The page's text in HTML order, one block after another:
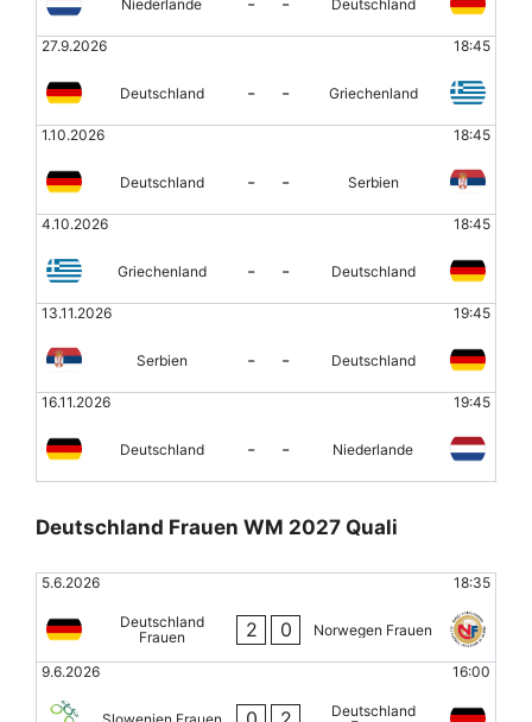
Niederlande Deutschland
27.9.2026 18:45
Deutschland - - Griechenland
1.10.2026 18:45
Deutschland - - Serbien
4.10.2026 18:45
Griechenland - - Deutschland
13.11.2026 19:45
Serbien - - Deutschland
16.11.2026 19:45
Deutschland - - Niederlande
Deutschland Frauen WM 2027 Quali
5.6.2026 18:35
Deutschland
Frauen
2 0 Norwegen Frauen
9.6.2026 16:00
Deutschland